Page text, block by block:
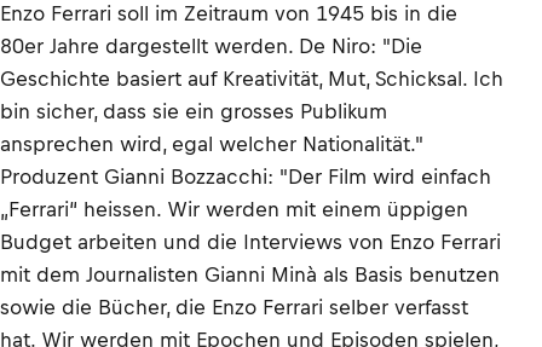
Enzo Ferrari soll im Zeitraum von 1945 bis in die
80er Jahre dargestellt werden. De Niro: "Die
Geschichte basiert auf Kreativität, Mut, Schicksal. Ich
bin sicher, dass sie ein grosses Publikum
ansprechen wird, egal welcher Nationalität."
Produzent Gianni Bozzacchi: "Der Film wird einfach
„Ferrari“ heissen. Wir werden mit einem üppigen
Budget arbeiten und die Interviews von Enzo Ferrari
mit dem Journalisten Gianni Minà als Basis benutzen
sowie die Bücher, die Enzo Ferrari selber verfasst
hat. Wir werden mit Epochen und Episoden spielen,